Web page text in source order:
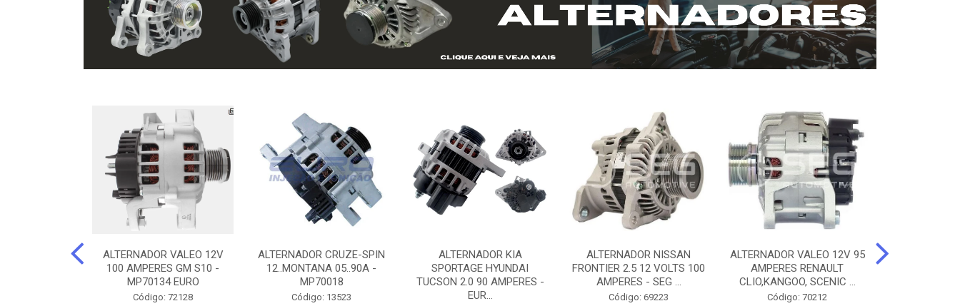
ALTERNADOR VALEO 12V
100 AMPERES GM S10 -
MP70134 EURO
Código: 72128
ALTERNADOR CRUZE-SPIN
12..MONTANA 05..90A -
MP70018
Código: 13523
ALTERNADOR KIA
SPORTAGE HYUNDAI
TUCSON 2.0 90 AMPERES -
EUR...
ALTERNADOR NISSAN
FRONTIER 2.5 12 VOLTS 100
AMPERES - SEG ...
Código: 69223
ALTERNADOR VALEO 12V 95
AMPERES RENAULT
CLIO,KANGOO, SCENIC ...
Código: 70212